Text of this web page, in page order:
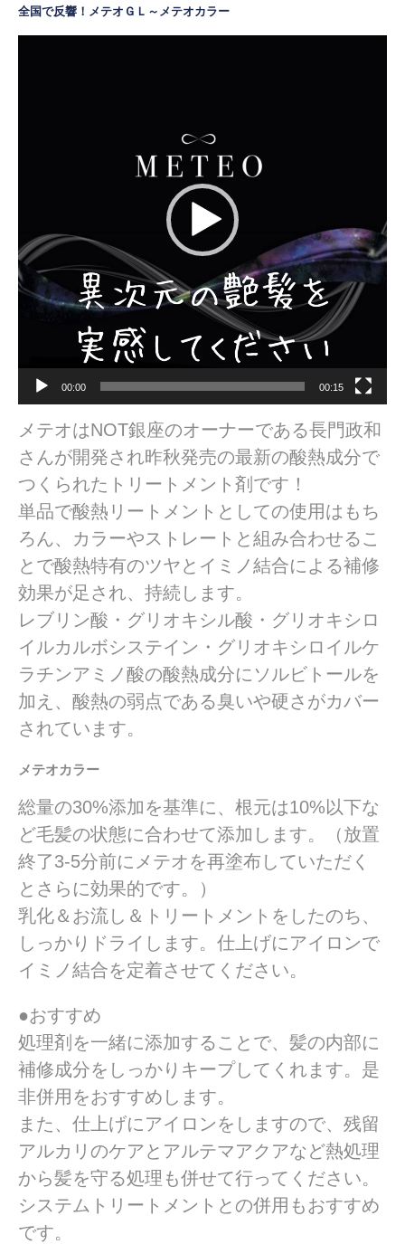
全国で反響！メテオＧＬ～メテオカラー
00:00 00:15
メテオはNOT銀座のオーナーである長門政和
さんが開発され昨秋発売の最新の酸熱成分で
つくられたトリートメント剤です！
単品で酸熱リートメントとしての使用はもち
ろん、カラーやストレートと組み合わせるこ
とで酸熱特有のツヤとイミノ結合による補修
効果が足され、持続します。
レブリン酸・グリオキシル酸・グリオキシロ
イルカルボシステイン・グリオキシロイルケ
ラチンアミノ酸の酸熱成分にソルビトールを
加え、酸熱の弱点である臭いや硬さがカバー
されています。
メテオカラー
総量の30%添加を基準に、根元は10%以下な
ど毛髪の状態に合わせて添加します。（放置
終了3-5分前にメテオを再塗布していただく
とさらに効果的です。）
乳化＆お流し＆トリートメントをしたのち、
しっかりドライします。仕上げにアイロンで
イミノ結合を定着させてください。
●おすすめ
処理剤を一緒に添加することで、髪の内部に
補修成分をしっかりキープしてくれます。是
非併用をおすすめします。
また、仕上げにアイロンをしますので、残留
アルカリのケアとアルテマアクアなど熱処理
から髪を守る処理も併せて行ってください。
システムトリートメントとの併用もおすすめ
です。